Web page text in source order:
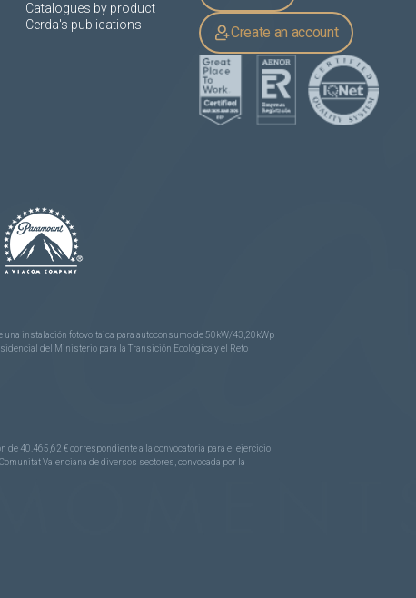
Catalogues by product
Cerda's publications
Create an account
una instalación fotovoltaica para autoconsumo de 50kW/43,20kWp
del Ministerio para la Transición Ecológica y el Reto
de 40.465,62 € correspondiente a la convocatoria para el ejercicio
Valenciana de diversos sectores, convocada por la